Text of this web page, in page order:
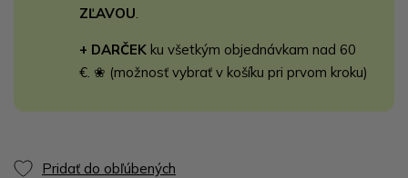
ZĽAVOU
+ DARČEK ku všetkým objednávkam nad 60
€. ❀ (možnosť vybrať v košíku pri prvom kroku)
Pridať do obľúbených